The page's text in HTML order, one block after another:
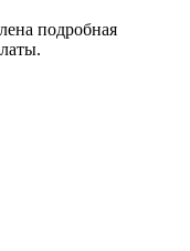
подробная